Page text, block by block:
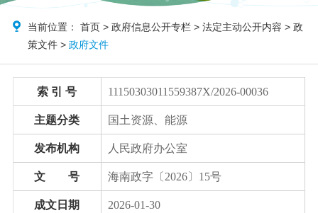
政务要闻
政务公开
政务服务
互动交流
当前位置：首页 >政府信息公开专栏 >法定主动公开内容 >政
策文件 >政府文件
索 引 号 11150303011559387X/2026-00036
主题分类 国土资源、能源
发布机构 人民政府办公室
文 号 海南政字〔2026〕15号
成文日期 2026-01-30